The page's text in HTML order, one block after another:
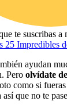
te suscribas a
25 Impredibles
ayudan
Pero olvídate
como si fueras
que no te